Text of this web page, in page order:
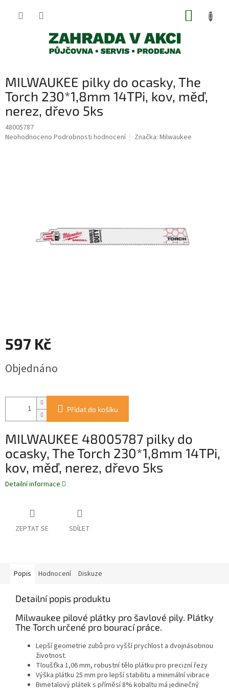
MILWAUKEE pilky do ocasky, The
Torch 230*1,8mm 14TPi, kov, měď,
nerez, dřevo 5ks
48005787
Průměrné
Neohodnoceno Podrobnosti hodnocení Značka: Milwaukee
597 Kč
cena:
Objednáno
Přidat do košíku
MILWAUKEE 48005787 pilky do
ocasky, The Torch 230*1,8mm 14TPi,
kov, měď, nerez, dřevo 5ks
Detailní informace
ZEPTAT SE SDÍLET
Popis Hodnocení Diskuze
Detailní popis produktu
Milwaukee pilové plátky pro šavlové pily. Plátky
The Torch určené pro bourací práce.
Lepší geometrie zubů pro vyšší prychlost a dvojnásobnou
životnost.
Tloušťka 1,06 mm, robustní tělo plátku pro precizní řezy
Výška plátku 25 mm pro lepší stabilitu a minimální vibrace
Bimetalový plátek s příměsí 8% kobaltu má jedinečný